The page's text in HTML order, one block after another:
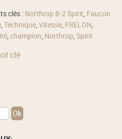
clés : Northrop B-2 Spirit, Faucon
,Technique,Vitesse, FRELON,
,champion, Northrop,Spirit
clé